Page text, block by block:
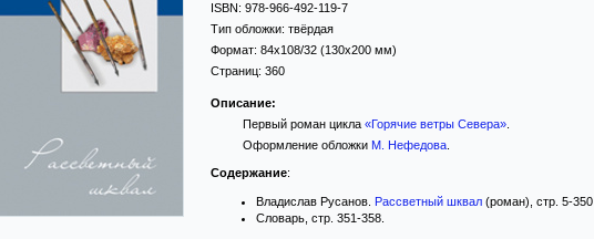
ISBN: 978-966-492-119-7
Тип обложки: твёрдая
Формат: 84x108/32 (130x200 мм)
Страниц: 360
Описание:
Первый роман цикла «Горячие ветры Севера».
Оформление обложки М. Нефедова.
Содержание:
Владислав Русанов. Рассветный шквал (роман), стр. 5-350
Словарь, стр. 351-358.